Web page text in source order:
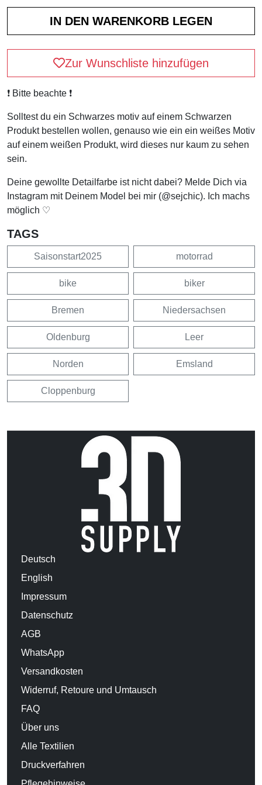
Zur Wunschliste hinzufügen
❗️ Bitte beachte ❗️
Solltest du ein Schwarzes motiv auf einem Schwarzen
Produkt bestellen wollen, genauso wie ein ein weißes Motiv
auf einem weißen Produkt, wird dieses nur kaum zu sehen
sein.
Deine gewollte Detailfarbe ist nicht dabei? Melde Dich via
Instagram mit Deinem Model bei mir (@sejchic). Ich machs
möglich ♡
TAGS
Saisonstart2025 motorrad
bike biker
Bremen Niedersachsen
Oldenburg Leer
Norden Emsland
Cloppenburg
Deutsch
English
Impressum
Datenschutz
AGB
WhatsApp
Versandkosten
Widerruf, Retoure und Umtausch
FAQ
Über uns
Alle Textilien
Druckverfahren